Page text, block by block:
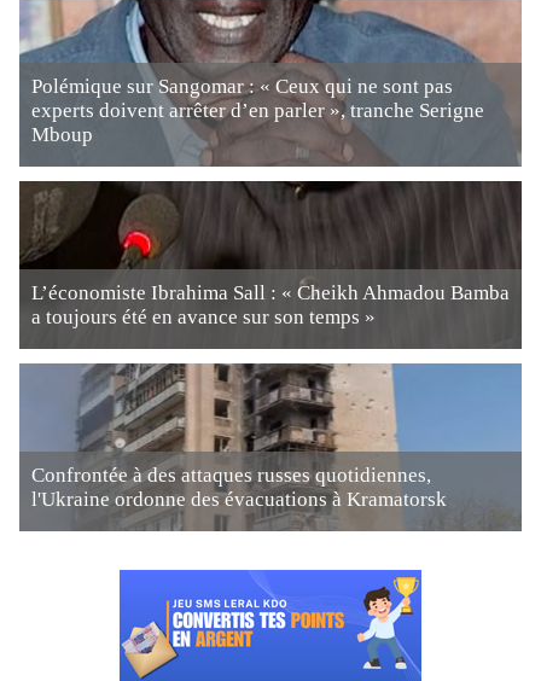
Polémique sur Sangomar : « Ceux qui ne sont pas
experts doivent arrêter d’en parler », tranche Serigne
Mboup
L’économiste Ibrahima Sall : « Cheikh Ahmadou Bamba
a toujours été en avance sur son temps »
Confrontée à des attaques russes quotidiennes,
l'Ukraine ordonne des évacuations à Kramatorsk